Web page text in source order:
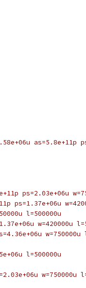
as=5.8e+11p
ps=2.03e+06u
ps=1.37e+06u
l=500000u
w=420000u
w=750000u
l=500000u
w=750000u